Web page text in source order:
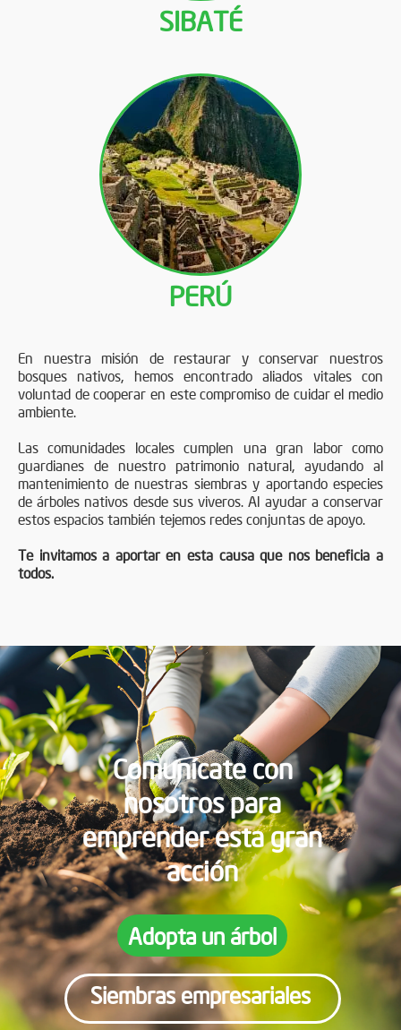
SIBATÉ
PERÚ
En nuestra misión de restaurar y conservar nuestros
bosques nativos, hemos encontrado aliados vitales con
voluntad de cooperar en este compromiso de cuidar el medio
ambiente.
Las comunidades locales cumplen una gran labor como
guardianes de nuestro patrimonio natural, ayudando al
mantenimiento de nuestras siembras y aportando especies
de árboles nativos desde sus viveros. Al ayudar a conservar
estos espacios también tejemos redes conjuntas de apoyo.
Te invitamos a aportar en esta causa que nos beneficia a
todos.
Comunícate con
nosotros para
emprender esta gran
acción
Adopta un árbol
Siembras empresariales